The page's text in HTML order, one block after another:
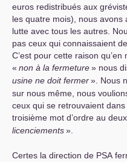
euros redistribués aux
les quatre mois), nous
lutte avec tous les autres.
pas ceux qui connaissaient
C’est pour cette raison
« non à la fermeture» nous
usine ne doit fermer». Nous
sur nous même, nous
ceux qui se retrouvaient
troisième mot d’ordre au
licenciements».
Certes la direction de PSA